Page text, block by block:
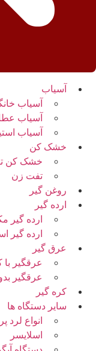
آسیاب
آسیاب
آسیاب
آسیاب
خشک کن
خشک کن
تفت زن
روغن گیر
ارده گیر
ارده گیر
ارده گیر
عرق گیر
عرقگیر با
عرقگیر
کره گیر
سایر دستگاه ها
انواع لرد
اسلایسر